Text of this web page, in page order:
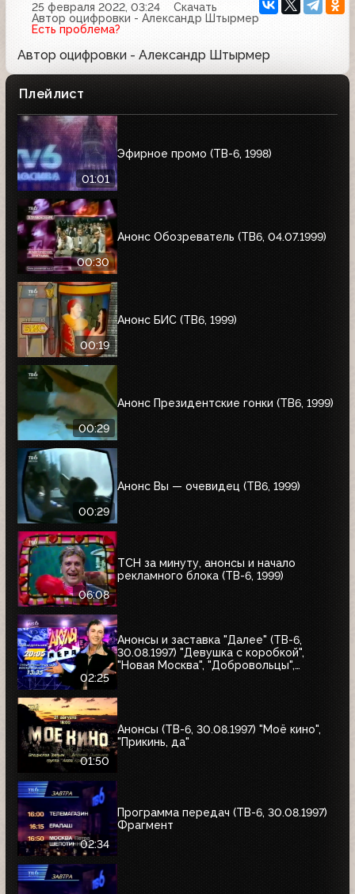
25 февраля 2022, 03:24
Скачать
Автор оцифровки - Александр Штырмер
Есть проблема?
Автор оцифровки - Александр Штырмер
Плейлист
01:01
Эфирное промо (ТВ-6, 1998)
00:30
Анонс Обозреватель (ТВ6, 04.07.1999)
00:19
Анонс БИС (ТВ6, 1999)
00:29
Анонс Президентские гонки (ТВ6, 1999)
00:29
Анонс Вы — очевидец (ТВ6, 1999)
06:08
ТСН за минуту, анонсы и начало
рекламного блока (ТВ-6, 1999)
02:25
Анонсы и заставка "Далее" (ТВ-6,
30.08.1997) "Девушка с коробкой",
"Новая Москва", "Добровольцы",
01:50
Анонсы (ТВ-6, 30.08.1997) "Моё кино",
"Прикинь, да"
02:34
Программа передач (ТВ-6, 30.08.1997)
Фрагмент